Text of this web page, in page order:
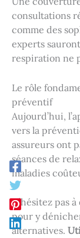
consultations
comme des
experts
respiration ne
Le rôle
préventif
Aujourd’hui,
vers la
assureurs ont
séances de
maladies
N’hésitez pas
pour y
alternatives.